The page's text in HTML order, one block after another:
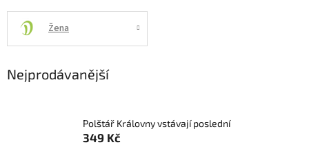
Žena
Nejprodávanější
Polštář Královny vstávají poslední
349 Kč